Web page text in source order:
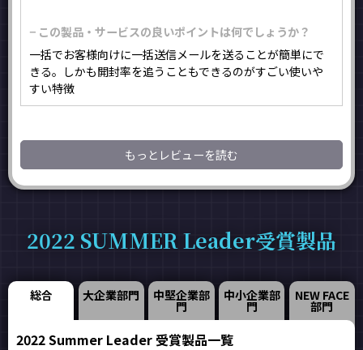
− この製品・サービスの良いポイントは何でしょうか？
一括でお客様向けに一括送信メールを送ることが簡単にで
きる。しかも開封率を追うこともできるのがすごい使いや
すい特徴
もっとレビューを読む
2022 SUMMER Leader受賞製品
総合 大企業部門 中堅企業部
門
中小企業部
門
NEW FACE
部門
2022 Summer Leader 受賞製品一覧